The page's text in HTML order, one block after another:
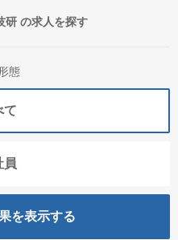
研 の求人を探す
態
て
員
を表示する